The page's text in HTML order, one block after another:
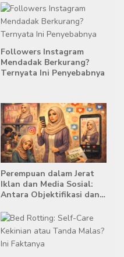
Followers Instagram
Mendadak Berkurang?
Ternyata Ini Penyebabnya
Perempuan dalam Jerat
Iklan dan Media Sosial:
Antara Objektifikasi dan